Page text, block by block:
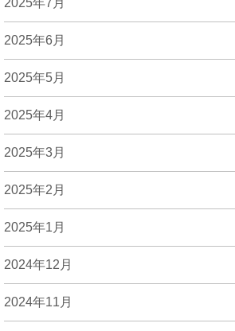
2025年6月
2025年5月
2025年4月
2025年3月
2025年2月
2025年1月
2024年12月
2024年11月